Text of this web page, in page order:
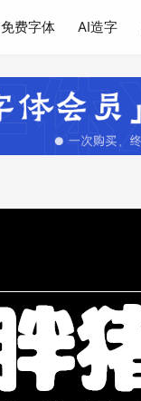
免费字体 AI造字